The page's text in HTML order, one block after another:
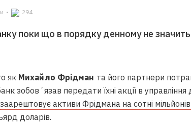
• 294
поки що в порядку денному не
як Михайло Фрідман та його партнери
зобовʼязав передати їхні акції в управління
заарештовує активи Фрідмана на сотні
доларів.